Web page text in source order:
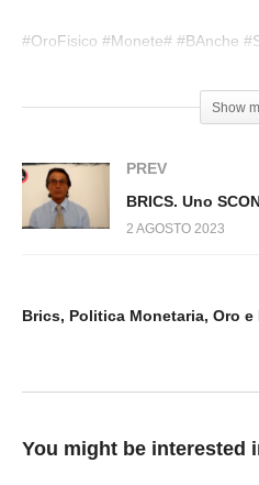
#OroFisico #Monete# #BAnche
Show
PREV
2 AGOSTO 2023
You might be interested